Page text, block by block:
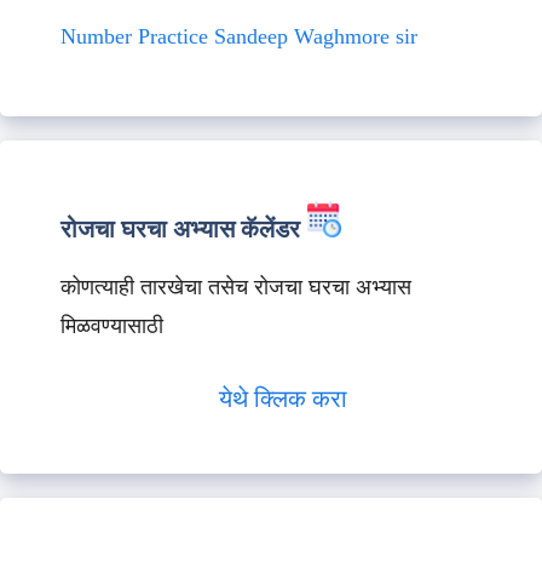
Number Practice Sandeep Waghmore sir
रोजचा घरचा अभ्यास कॅलेंडर
कोणत्याही तारखेचा तसेच रोजचा घरचा अभ्यास
मिळवण्यासाठी
येथे क्लिक करा